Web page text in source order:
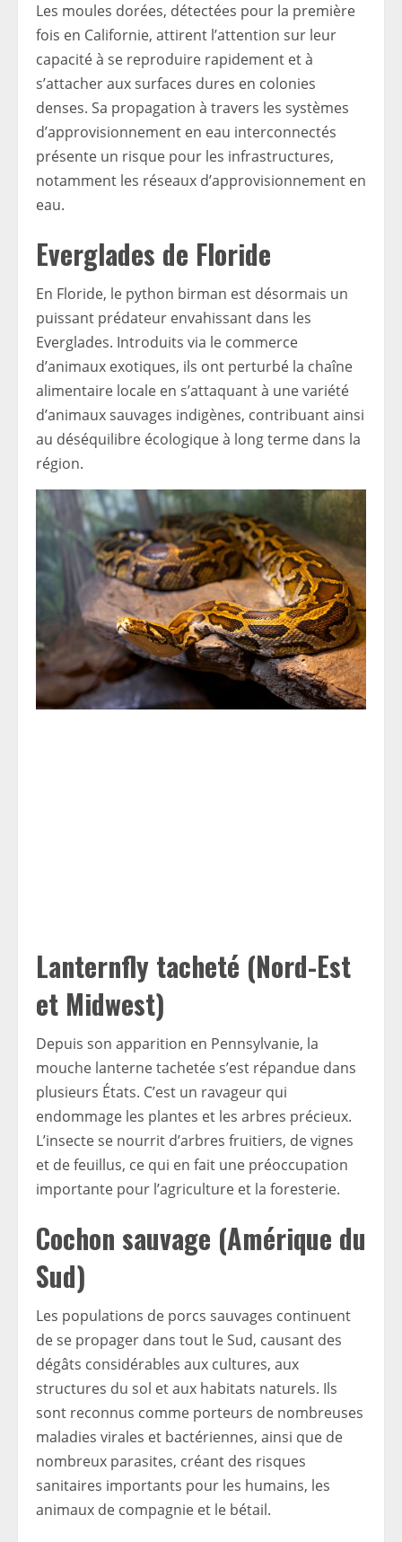
Les moules dorées, détectées pour la première
fois en Californie, attirent l’attention sur leur
capacité à se reproduire rapidement et à
s’attacher aux surfaces dures en colonies
denses. Sa propagation à travers les systèmes
d’approvisionnement en eau interconnectés
présente un risque pour les infrastructures,
notamment les réseaux d’approvisionnement en
eau.
Everglades de Floride
En Floride, le python birman est désormais un
puissant prédateur envahissant dans les
Everglades. Introduits via le commerce
d’animaux exotiques, ils ont perturbé la chaîne
alimentaire locale en s’attaquant à une variété
d’animaux sauvages indigènes, contribuant ainsi
au déséquilibre écologique à long terme dans la
région.
Lanternfly tacheté (Nord-Est
et Midwest)
Depuis son apparition en Pennsylvanie, la
mouche lanterne tachetée s’est répandue dans
plusieurs États. C’est un ravageur qui
endommage les plantes et les arbres précieux.
L’insecte se nourrit d’arbres fruitiers, de vignes
et de feuillus, ce qui en fait une préoccupation
importante pour l’agriculture et la foresterie.
Cochon sauvage (Amérique du
Sud)
Les populations de porcs sauvages continuent
de se propager dans tout le Sud, causant des
dégâts considérables aux cultures, aux
structures du sol et aux habitats naturels. Ils
sont reconnus comme porteurs de nombreuses
maladies virales et bactériennes, ainsi que de
nombreux parasites, créant des risques
sanitaires importants pour les humains, les
animaux de compagnie et le bétail.